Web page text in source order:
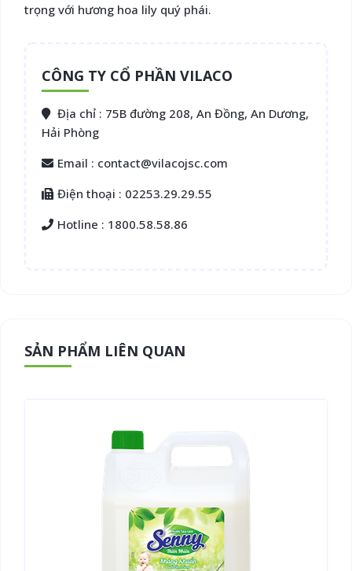
trọng với hương hoa lily quý phái.
CÔNG TY CỔ PHẦN VILACO
Địa chỉ : 75B đường 208, An Đồng, An Dương,
Hải Phòng
Email : contact@vilacojsc.com
Điện thoại : 02253.29.29.55
Hotline : 1800.58.58.86
SẢN PHẨM LIÊN QUAN